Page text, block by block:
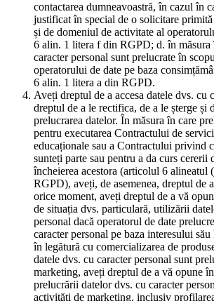
contactarea dumneavoastră, în cazul în
justificat în special de o solicitare primită
și de domeniul de activitate al
6 alin. 1 litera f din RGPD; d. în măsura
caracter personal sunt prelucrate în
operatorului de date pe baza
6 alin. 1 litera a din RGPD.
Aveți dreptul de a accesa datele dvs. cu
dreptul de a le rectifica, de a le șterge și
prelucrarea datelor. În măsura în care
pentru executarea Contractului de
educaționale sau a Contractului privind
sunteți parte sau pentru a da curs cererii
încheierea acestora (articolul 6 alineatul
RGPD), aveți, de asemenea, dreptul de
orice moment, aveți dreptul de a vă
de situația dvs. particulară, utilizării
personal dacă operatorul de date
caracter personal pe baza interesului
în legătură cu comercializarea de
datele dvs. cu caracter personal sunt
marketing, aveți dreptul de a vă opune
prelucrării datelor dvs. cu caracter
activități de marketing, inclusiv